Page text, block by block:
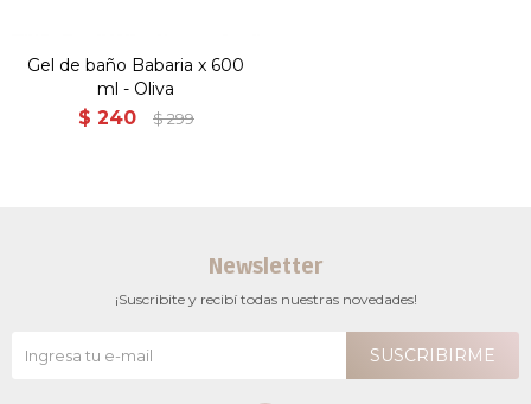
Gel de baño Babaria x 600
ml - Oliva
$ 240 $ 299
Newsletter
¡Suscribite y recibí todas nuestras novedades!
SUSCRIBIRME